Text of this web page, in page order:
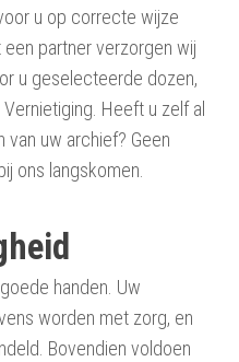
u op correcte wijze
partner verzorgen wij
u geselecteerde dozen,
Heeft u zelf al
uw archief? Geen
ons langskomen.
handen. Uw
worden met zorg, en
Bovendien voldoen